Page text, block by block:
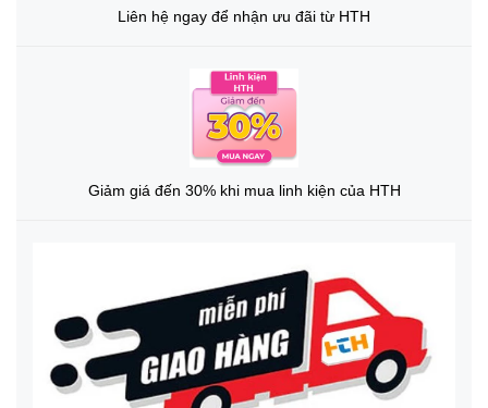
Liên hệ ngay để nhận ưu đãi từ HTH
Giảm giá đến 30% khi mua linh kiện của HTH